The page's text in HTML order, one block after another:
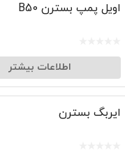
اویل پمپ بسترن B50
اطلاعات بیشتر
ایربگ بسترن